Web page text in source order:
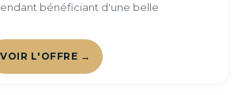
bénéficiant d'une belle
VOIR L'OFFRE →